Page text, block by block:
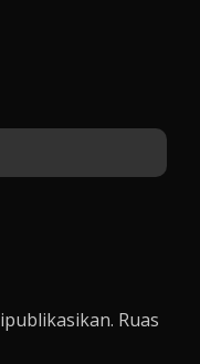
Ruas